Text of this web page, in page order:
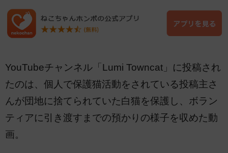
YouTubeチャンネル「Lumi Towncat」に投稿され
たのは、個人で保護猫活動をされている投稿主さ
んが団地に捨てられていた白猫を保護し、ボラン
ティアに引き渡すまでの預かりの様子を収めた動
画。